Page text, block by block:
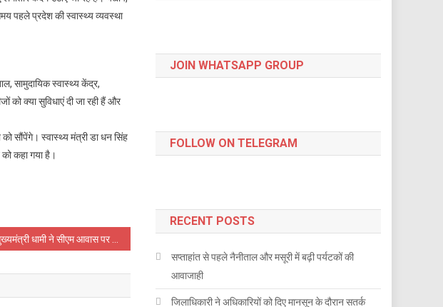
पहले प्रदेश की स्वास्थ्य व्यवस्था
सामुदायिक स्वास्थ्य केंद्र,
को क्या सुविधाएं दी जा रही हैं और
सौंपेंगे। स्वास्थ्य मंत्री डा धन सिंह
कहा गया है।
JOIN WHATSAPP GROUP
FOLLOW ON TELEGRAM
RECENT POSTS
सप्ताहांत से पहले नैनीताल और मसूरी में बढ़ी पर्यटकों की
आवाजाही
जिलाधिकारी ने अधिकारियों को दिए मानसून के दौरान सतर्क